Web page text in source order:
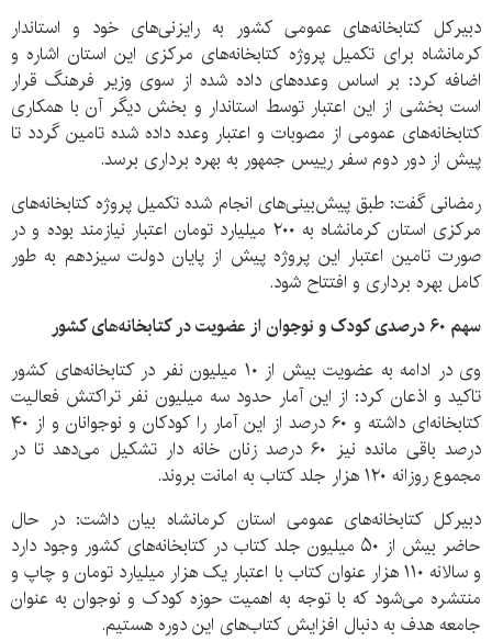
دبیرکل کتابخانه‌های عمومی کشور به رایزنی‌های خود و استاندار
کرمانشاه برای تکمیل پروژه کتابخانه‌های مرکزی این استان اشاره و
اضافه کرد: بر اساس وعده‌های داده شده از سوی وزیر فرهنگ قرار
است بخشی از این اعتبار توسط استاندار و بخش دیگر آن با همکاری
کتابخانه‌های عمومی از مصوبات و اعتبار وعده داده شده تامین گردد تا
پیش از دور دوم سفر رییس جمهور به بهره برداری برسد.
رمضانی گفت: طبق پیش‌بینی‌های انجام شده تکمیل پروژه کتابخانه‌های
مرکزی استان کرمانشاه به ۲۰۰ میلیارد تومان اعتبار نیازمند بوده و در
صورت تامین اعتبار این پروژه پیش از پایان دولت سیزدهم به طور
کامل بهره برداری و افتتاح شود.
سهم ۶۰ درصدی کودک و نوجوان از عضویت در کتابخانه‌های کشور
وی در ادامه به عضویت بیش از ۱۰ میلیون نفر در کتابخانه‌های کشور
تاکید و اذعان کرد: از این آمار حدود سه میلیون نفر تراکتش فعالیت
کتابخانه‌ای داشته و ۶۰ درصد از این آمار را کودکان و نوجوانان و از ۴۰
درصد باقی مانده نیز ۶۰ درصد زنان خانه دار تشکیل می‌دهد تا در
مجموع روزانه ۱۲۰ هزار جلد کتاب به امانت بروند.
دبیرکل کتابخانه‌های عمومی استان کرمانشاه بیان داشت: در حال
حاضر بیش از ۵۰ میلیون جلد کتاب در کتابخانه‌های کشور وجود دارد
و سالانه ۱۱۰ هزار عنوان کتاب با اعتبار یک هزار میلیارد تومان و چاپ و
منتشره می‌شود که با توجه به اهمیت حوزه کودک و نوجوان به عنوان
جامعه هدف به دنبال افزایش کتاب‌های این دوره هستیم.